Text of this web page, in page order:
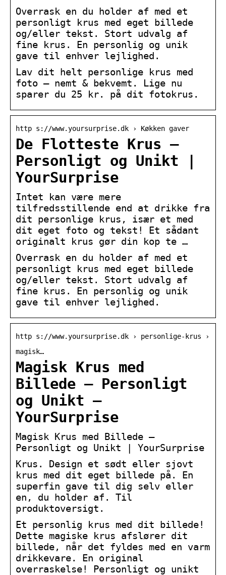
Overrask en du holder af med et
personligt krus med eget billede
og/eller tekst. Stort udvalg af
fine krus. En personlig og unik
gave til enhver lejlighed.
Lav dit helt personlige krus med
foto – nemt & bekvemt. Lige nu
sparer du 25 kr. på dit fotokrus.
http s://www.yoursurprise.dk › Køkken gaver
De Flotteste Krus –
Personligt og Unikt |
YourSurprise
Intet kan være mere
tilfredsstillende end at drikke fra
dit personlige krus, især et med
dit eget foto og tekst! Et sådant
originalt krus gør din kop te …
Overrask en du holder af med et
personligt krus med eget billede
og/eller tekst. Stort udvalg af
fine krus. En personlig og unik
gave til enhver lejlighed.
http s://www.yoursurprise.dk › personlige-krus ›
magisk…
Magisk Krus med
Billede – Personligt
og Unikt –
YourSurprise
Magisk Krus med Billede –
Personligt og Unikt | YourSurprise
Krus. Design et sødt eller sjovt
krus med dit eget billede på. En
superfin gave til dig selv eller
en, du holder af. Til
produktoversigt.
Et personlig krus med dit billede!
Dette magiske krus afslører dit
billede, når det fyldes med en varm
drikkevare. En original
overraskelse! Personligt og unikt